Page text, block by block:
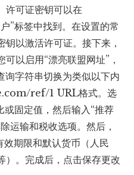
许可证密钥可以在
”标签中找到。在设置的常
以激活许可证。接下来，
以启用“漂亮联盟网址”，
字符串切换为类似以下内
ref/1 URL格式。选
或固定值，然后输入“推荐
运输和税收选项。然后，
期限和默认货币（人民
）。完成后，点击保存更改